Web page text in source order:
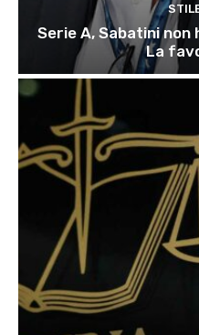
Serie A, Sabatini non
La